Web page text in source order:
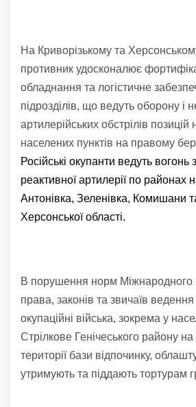
На Криворізькому та
противник удосконалює
обладнання та логістичне
підрозділів, що ведуть оборону і
артилерійських обстрілів позицій
населених пунктів на правому
Російські окупанти ведуть вогонь
реактивної артилерії по районах
Антонівка, Зеленівка, Комишани
Херсонської області.
В порушення норм Міжнародного
права, законів та звичаїв ведення
окупаційні війська, зокрема у
Стрілкове Генічеського району
території бази відпочинку,
утримують та піддають тортурам